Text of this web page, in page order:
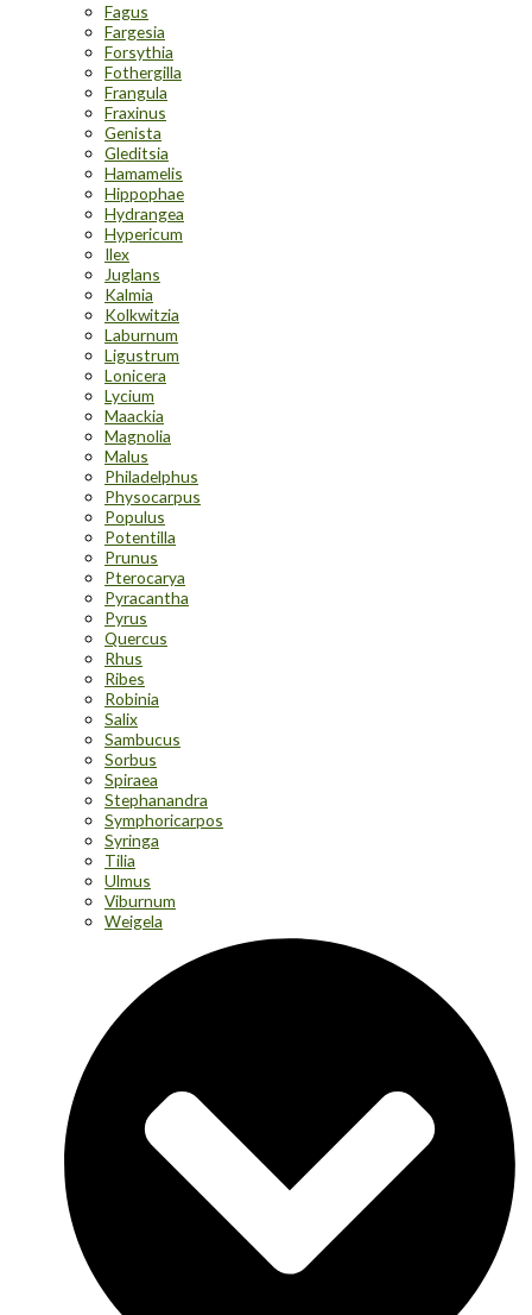
Fagus
Fargesia
Forsythia
Fothergilla
Frangula
Fraxinus
Genista
Gleditsia
Hamamelis
Hippophae
Hydrangea
Hypericum
Ilex
Juglans
Kalmia
Kolkwitzia
Laburnum
Ligustrum
Lonicera
Lycium
Maackia
Magnolia
Malus
Philadelphus
Physocarpus
Populus
Potentilla
Prunus
Pterocarya
Pyracantha
Pyrus
Quercus
Rhus
Ribes
Robinia
Salix
Sambucus
Sorbus
Spiraea
Stephanandra
Symphoricarpos
Syringa
Tilia
Ulmus
Viburnum
Weigela